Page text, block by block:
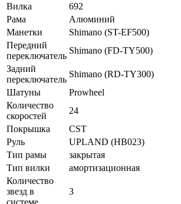
Вилка
692
Рама
Алюминий
Манетки
Shimano (ST-EF500)
Передний
переключатель
Shimano (FD-TY500)
Задний
переключатель
Shimano (RD-TY300)
Шатуны
Prowheel
Количество
скоростей
24
Покрышка
CST
Руль
UPLAND (HB023)
Тип рамы
закрытая
Тип вилки
амортизационная
Количество
звезд в
системе
3